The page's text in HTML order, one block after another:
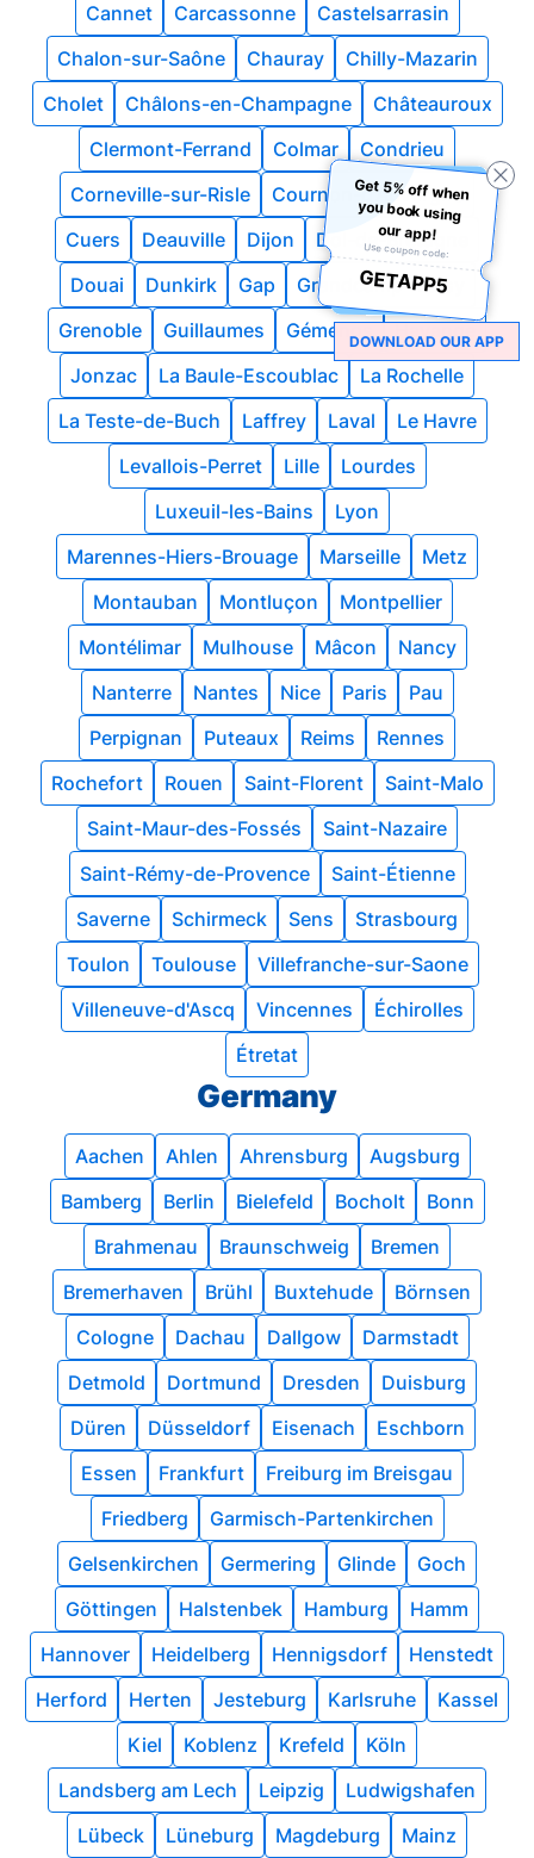
Cannet
Carcassonne
Castelsarrasin
Chalon-sur-Saône
Chauray
Chilly-Mazarin
Cholet
Châlons-en-Champagne
Châteauroux
Clermont-Ferrand
Colmar
Condrieu
Corneville-sur-Risle
Cournon-d'Auvergne
Cuers
Deauville Dijon
Dol-de-Bretagne
Douai
Dunkirk Gap
Grandcamp-Maisy
Grenoble
Guillaumes Gémenos
Hayange
Jonzac
La Baule-Escoublac
La Rochelle
La Teste-de-Buch
Laffrey Laval
Le Havre
Levallois-Perret
Lille
Lourdes
Luxeuil-les-Bains
Lyon
Marennes-Hiers-Brouage
Marseille
Metz
Montauban
Montluçon
Montpellier
Montélimar
Mulhouse Mâcon
Nancy
Nanterre
Nantes Nice Paris
Pau
Perpignan
Puteaux Reims
Rennes
Rochefort
Rouen Saint-Florent
Saint-Malo
Saint-Maur-des-Fossés
Saint-Nazaire
Saint-Rémy-de-Provence
Saint-Étienne
Saverne
Schirmeck Sens
Strasbourg
Toulon
Toulouse
Villefranche-sur-Saone
Villeneuve-d'Ascq
Vincennes
Échirolles
Étretat
Germany
Aachen Ahlen Ahrensburg
Augsburg
Bamberg
Berlin Bielefeld Bocholt
Bonn
Brahmenau
Braunschweig
Bremen
Bremerhaven
Brühl Buxtehude
Börnsen
Cologne
Dachau Dallgow
Darmstadt
Detmold
Dortmund Dresden
Duisburg
Düren
Düsseldorf Eisenach
Eschborn
Essen
Frankfurt
Freiburg im Breisgau
Friedberg
Garmisch-Partenkirchen
Gelsenkirchen
Germering Glinde
Goch
Göttingen
Halstenbek Hamburg
Hamm
Hannover
Heidelberg Hennigsdorf
Henstedt
Herford
Herten Jesteburg Karlsruhe
Kassel
Kiel
Koblenz Krefeld
Köln
Landsberg am Lech
Leipzig
Ludwigshafen
Lübeck
Lüneburg Magdeburg Mainz
Get 5% off when
you book using
our app!
Use coupon code:
GETAPP5
DOWNLOAD OUR APP